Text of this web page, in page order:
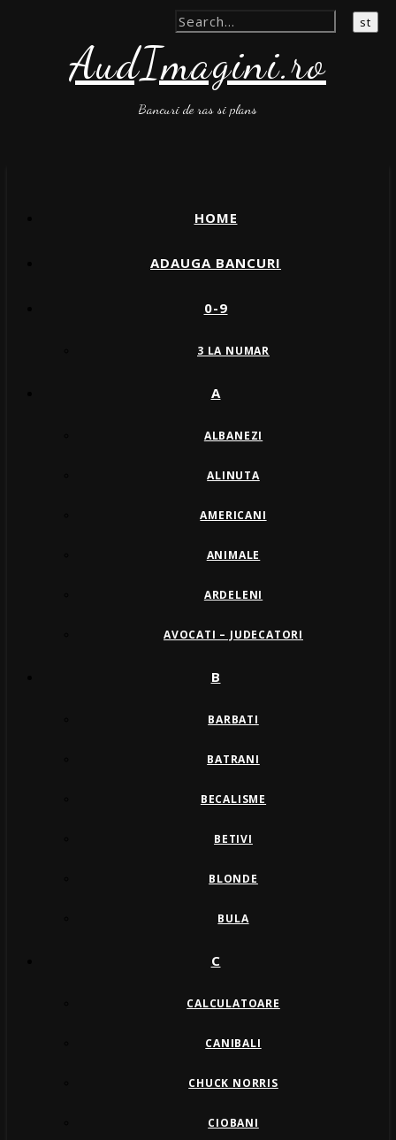
AudImagini.ro
Bancuri de ras si plans
HOME
ADAUGA BANCURI
0-9
3 LA NUMAR
A
ALBANEZI
ALINUTA
AMERICANI
ANIMALE
ARDELENI
AVOCATI – JUDECATORI
B
BARBATI
BATRANI
BECALISME
BETIVI
BLONDE
BULA
C
CALCULATOARE
CANIBALI
CHUCK NORRIS
CIOBANI